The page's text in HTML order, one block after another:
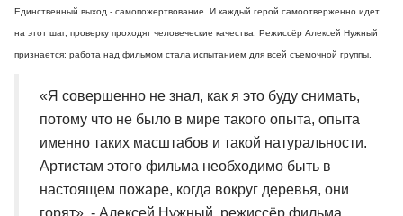
Единственный выход - самопожертвование. И каждый герой самоотверженно идет
на этот шаг, проверку проходят человеческие качества. Режиссёр Алексей Нужный
признается: работа над фильмом стала испытанием для всей съемочной группы.
«Я совершенно не знал, как я это буду снимать,
потому что не было в мире такого опыта, опыта
именно таких масштабов и такой натуральности.
Артистам этого фильма необходимо быть в
настоящем пожаре, когда вокруг деревья, они
горят», - Алексей Нужный, режиссёр фильма